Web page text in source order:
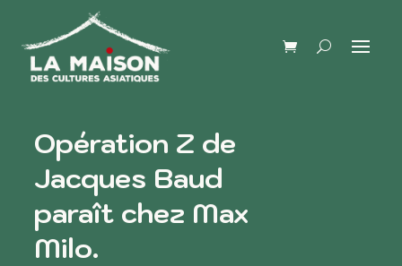
Opération Z de
Jacques Baud
paraît chez Max
Milo.